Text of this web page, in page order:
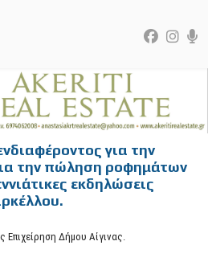
για την
την πώληση ροφημάτων
εκδηλώσεις
Επιχείρηση Δήμου Αίγινας.